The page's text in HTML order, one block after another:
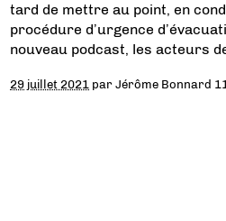
tard de mettre au point, en
procédure d’urgence
nouveau podcast, les acteurs
29 juillet 2021 parJérôme Bonnard